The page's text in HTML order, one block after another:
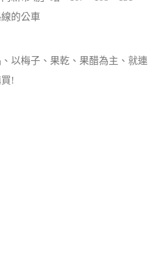
線的公車
以梅子、果乾、果醋為主、就連
!